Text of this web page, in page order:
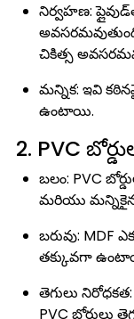
నిర్వహణ:
చికిత్స
మన్నిక: ఇవి
ఉంటాయి.
2. PVC
బలం: PVC
మరియు
బరువు: MDF
తక్కువగా
తెగులు
PVC బోర్డులు